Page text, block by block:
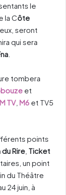
le
la Côte
, eux, seront
qui sera
tombera
et
TV, M6 et TV5
points
Rire Ticket
un point
du Théâtre
24 juin, à